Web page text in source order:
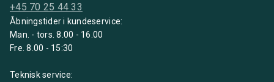
+45 70 25 44 33
Åbningstider i kundeservice:
Man. - tors. 8.00 - 16.00
Fre. 8.00 - 15:30
Teknisk service: